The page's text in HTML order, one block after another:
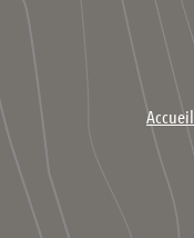
Accueil